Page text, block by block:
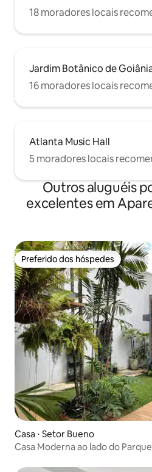
18 moradores locais
Jardim Botânico de
16 moradores locais
Atlanta Music Hall
5 moradores locais
Outros aluguéis
excelentes em
Preferido dos hóspedes
Preferido dos hóspedes
Casa ⋅ Setor Bueno
Casa Moderna ao lado do